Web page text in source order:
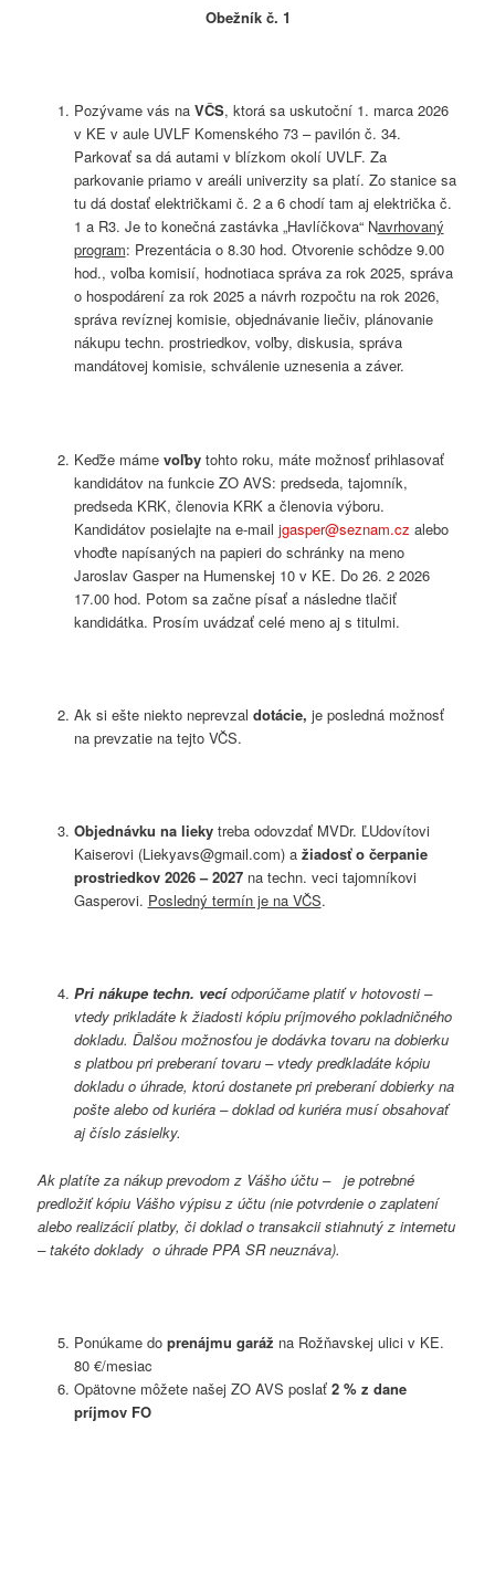
Obežník č. 1
Pozývame vás na VČS, ktorá sa uskutoční 1. marca 2026
v KE v aule UVLF Komenského 73 – pavilón č. 34.
Parkovať sa dá autami v blízkom okolí UVLF. Za
parkovanie priamo v areáli univerzity sa platí. Zo stanice sa
tu dá dostať električkami č. 2 a 6 chodí tam aj električka č.
1 a R3. Je to konečná zastávka „Havlíčkova“ Navrhovaný
program: Prezentácia o 8.30 hod. Otvorenie schôdze 9.00
hod., voľba komisií, hodnotiaca správa za rok 2025, správa
o hospodárení za rok 2025 a návrh rozpočtu na rok 2026,
správa revíznej komisie, objednávanie liečiv, plánovanie
nákupu techn. prostriedkov, voľby, diskusia, správa
mandátovej komisie, schválenie uznesenia a záver.
Keďže máme voľbytohto roku, máte možnosť prihlasovať
kandidátov na funkcie ZO AVS: predseda, tajomník,
predseda KRK, členovia KRK a členovia výboru.
Kandidátov posielajte na e-mail jgasper@seznam.cz alebo
vhoďte napísaných na papieri do schránky na meno
Jaroslav Gasper na Humenskej 10 v KE. Do 26. 2 2026
17.00 hod. Potom sa začne písať a následne tlačiť
kandidátka. Prosím uvádzať celé meno aj s titulmi.
Ak si ešte niekto neprevzal dotácie, je posledná možnosť
na prevzatie na tejto VČS.
Objednávku na liekytreba odovzdať MVDr. ĽUdovítovi
Kaiserovi (Liekyavs@gmail.com) a žiadosť o čerpanie
prostriedkov 2026– 2027 na techn. veci tajomníkovi
Gasperovi. Posledný termín je na VČS.
Pri nákupe techn. vecíodporúčame platiť v hotovosti –
vtedy prikladáte k žiadosti kópiu príjmového pokladničného
dokladu. Ďalšou možnosťou je dodávka tovaru na dobierku
s platbou pri preberaní tovaru – vtedy predkladáte kópiu
dokladu o úhrade, ktorú dostanete pri preberaní dobierky na
pošte alebo od kuriéra – doklad od kuriéra musí obsahovať
aj číslo zásielky.
Ak platíte za nákup prevodom z Vášho účtu – je potrebné
predložiť kópiu Vášho výpisu z účtu (nie potvrdenie o zaplatení
alebo realizácií platby, či doklad o transakcii stiahnutý z internetu
– takéto doklady o úhrade PPA SR neuznáva).
Ponúkame do prenájmu garáž na Rožňavskej ulici v KE.
80 €/mesiac
Opätovne môžete našej ZO AVS poslať 2 % z dane
príjmov FO